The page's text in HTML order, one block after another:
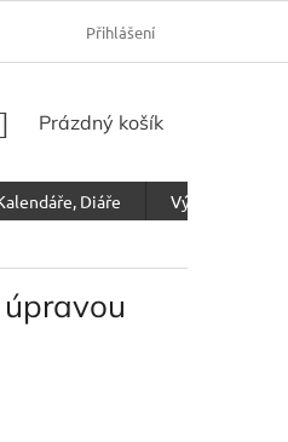
Přihlášení
NÁKUPNÍ
Prázdný košík
Diáře
Výprodej